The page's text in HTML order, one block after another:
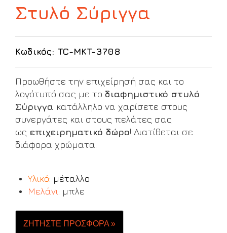
Στυλό Σύριγγα
Κωδικός: TC-MKT-3708
Προωθήστε την επιχείρησή σας και το
λογότυπό σας με το διαφημιστικό στυλό
Σύριγγα κατάλληλο να χαρίσετε στους
συνεργάτες και στους πελάτες σας
ως επιχειρηματικό δώρο! Διατίθεται σε
διάφορα χρώματα.
Υλικό: μέταλλο
Μελάνι: μπλε
ΖΗΤΗΣΤΕ ΠΡΟΣΦΟΡΑ »